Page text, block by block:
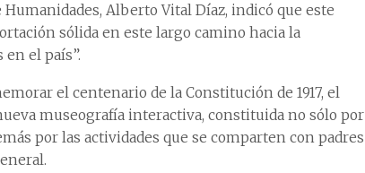
Alberto Vital Díaz, indicó que este
sólida en este largo camino hacia la
el país”.
el centenario de la Constitución de 1917, el
museografía interactiva, constituida no sólo por
por las actividades que se comparten con padres